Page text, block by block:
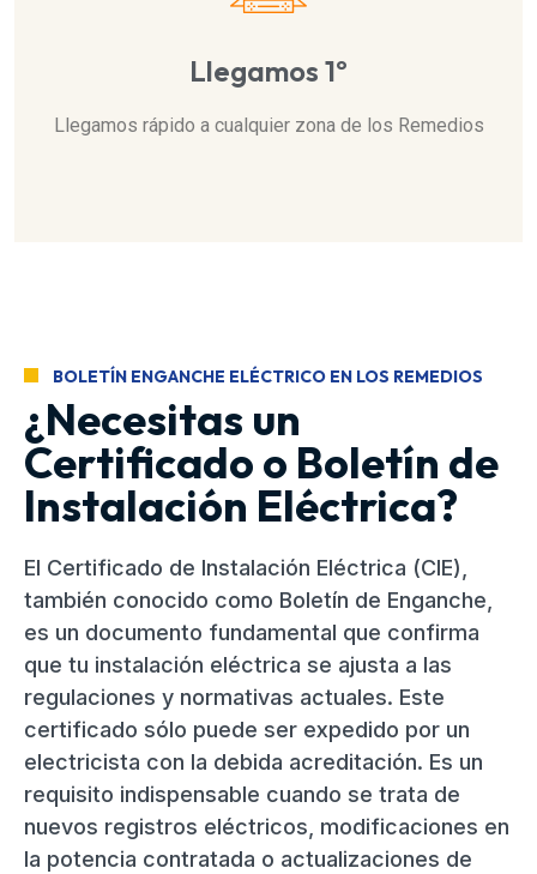
Llegamos 1º
Llegamos rápido a cualquier zona de los Remedios
BOLETÍN ENGANCHE ELÉCTRICO EN LOS REMEDIOS
¿Necesitas un
Certificado o Boletín de
Instalación Eléctrica?
El Certificado de Instalación Eléctrica (CIE),
también conocido como Boletín de Enganche,
es un documento fundamental que confirma
que tu instalación eléctrica se ajusta a las
regulaciones y normativas actuales. Este
certificado sólo puede ser expedido por un
electricista con la debida acreditación. Es un
requisito indispensable cuando se trata de
nuevos registros eléctricos, modificaciones en
la potencia contratada o actualizaciones de